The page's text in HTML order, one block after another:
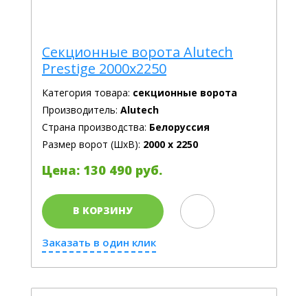
Секционные ворота Alutech
Prestige 2000x2250
Категория товара: секционные ворота
Производитель: Alutech
Страна производства: Белоруссия
Размер ворот (ШхВ): 2000 х 2250
Цена: 130 490 руб.
В КОРЗИНУ
Заказать в один клик